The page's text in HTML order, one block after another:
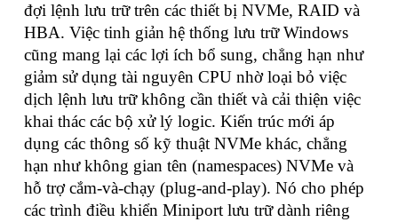
đợi lệnh lưu trữ trên các thiết bị NVMe, RAID và
HBA. Việc tinh giản hệ thống lưu trữ Windows
cũng mang lại các lợi ích bổ sung, chẳng hạn như
giảm sử dụng tài nguyên CPU nhờ loại bỏ việc
dịch lệnh lưu trữ không cần thiết và cải thiện việc
khai thác các bộ xử lý logic. Kiến trúc mới áp
dụng các thông số kỹ thuật NVMe khác, chẳng
hạn như không gian tên (namespaces) NVMe và
hỗ trợ cắm-và-chạy (plug-and-play). Nó cho phép
các trình điều khiển Miniport lưu trữ dành riêng